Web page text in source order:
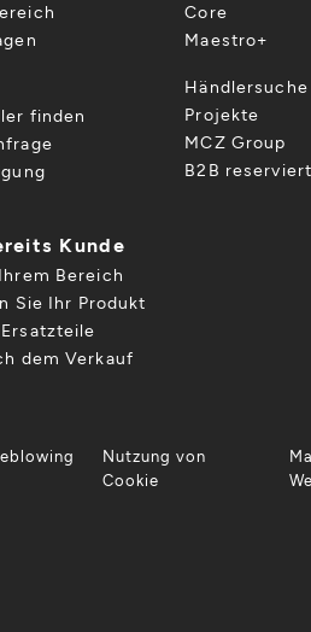
finden
Kunde
Bereich
Sie Ihr Produkt
dem Verkauf
Core
Maestro+
Händlersuche
Projekte
MCZ Group
B2B
Nutzung von
Cookie